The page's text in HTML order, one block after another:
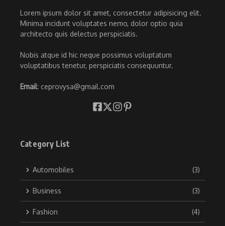
Lorem ipsum dolor sit amet, consectetur adipisicing elit.
Minima incidunt voluptates nemo, dolor optio quia
architecto quis delectus perspiciatis.
Nobis atque id hic neque possimus voluptatum
voluptatibus tenetur, perspiciatis consequuntur.
Email: ceprovysa@gmail.com
Category List
Automobiles (3)
Business (3)
Fashion (4)